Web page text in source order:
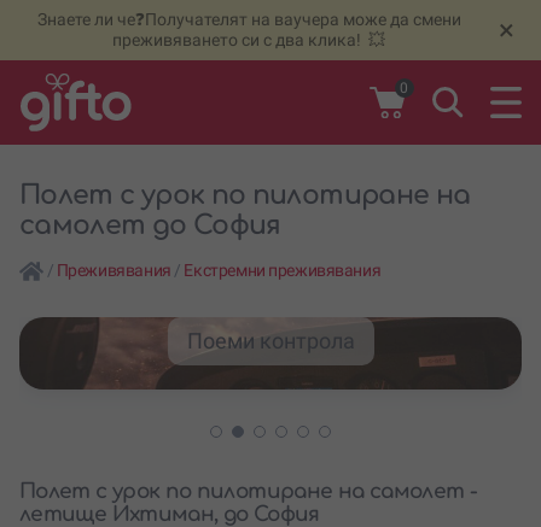
Знаете ли че❓Получателят на ваучера може да смени
преживяването си с два клика! 💥
×
0
Полет с урок по пилотиране на
самолет до София
/ Преживявания / Екстремни преживявания
Поеми контрола
Полет с урок по пилотиране на самолет -
летище Ихтиман, до София